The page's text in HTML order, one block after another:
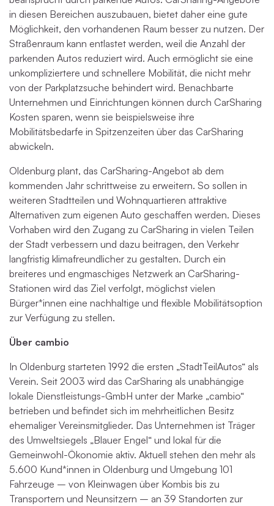
in diesen Bereichen auszubauen, bietet daher eine gute
Möglichkeit, den vorhandenen Raum besser zu nutzen. Der
Straßenraum kann entlastet werden, weil die Anzahl der
parkenden Autos reduziert wird. Auch ermöglicht sie eine
unkompliziertere und schnellere Mobilität, die nicht mehr
von der Parkplatzsuche behindert wird. Benachbarte
Unternehmen und Einrichtungen können durch CarSharing
Kosten sparen, wenn sie beispielsweise ihre
Mobilitätsbedarfe in Spitzenzeiten über das CarSharing
abwickeln.
Oldenburg plant, das CarSharing-Angebot ab dem
kommenden Jahr schrittweise zu erweitern. So sollen in
weiteren Stadtteilen und Wohnquartieren attraktive
Alternativen zum eigenen Auto geschaffen werden. Dieses
Vorhaben wird den Zugang zu CarSharing in vielen Teilen
der Stadt verbessern und dazu beitragen, den Verkehr
langfristig klimafreundlicher zu gestalten. Durch ein
breiteres und engmaschiges Netzwerk an CarSharing-
Stationen wird das Ziel verfolgt, möglichst vielen
Bürger*innen eine nachhaltige und flexible Mobilitätsoption
zur Verfügung zu stellen.
Über cambio
In Oldenburg starteten 1992 die ersten „StadtTeilAutos“ als
Verein. Seit 2003 wird das CarSharing als unabhängige
lokale Dienstleistungs-GmbH unter der Marke „cambio“
betrieben und befindet sich im mehrheitlichen Besitz
ehemaliger Vereinsmitglieder. Das Unternehmen ist Träger
des Umweltsiegels „Blauer Engel“ und lokal für die
Gemeinwohl-Ökonomie aktiv. Aktuell stehen den mehr als
5.600 Kund*innen in Oldenburg und Umgebung 101
Fahrzeuge – von Kleinwagen über Kombis bis zu
Transportern und Neunsitzern – an 39 Standorten zur